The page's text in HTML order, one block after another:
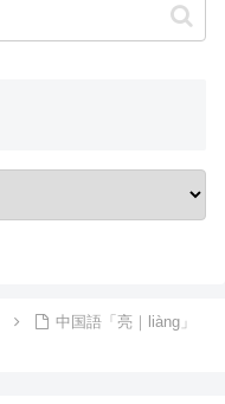
中国語「亮｜liàng」